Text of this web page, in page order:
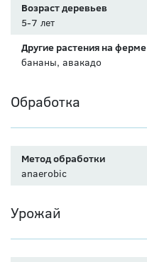
Возраст деревьев
5-7 лет
Другие растения на ферме
бананы, авакадо
Обработка
Метод обработки
anaerobic
Урожай